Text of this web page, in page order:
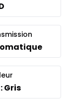
Gris